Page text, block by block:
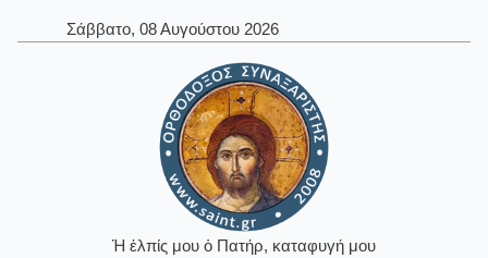
Σάββατο, 08 Αυγούστου 2026
Ἡ ἐλπίς μου ὁ Πατήρ, καταφυγή μου